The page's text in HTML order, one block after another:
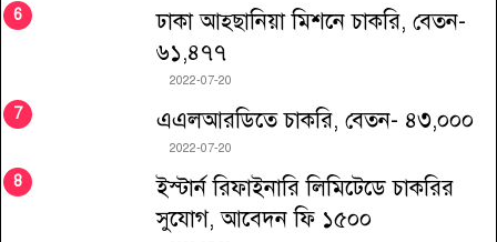
ঢাকা আহ্ছানিয়া মিশনে চাকরি, বেতন-
৬১,৪৭৭
2022-07-20
এএলআরডিতে চাকরি, বেতন- ৪৩,০০০
2022-07-20
ইস্টার্ন রিফাইনারি লিমিটেডে চাকরির
সুযোগ, আবেদন ফি ১৫০০